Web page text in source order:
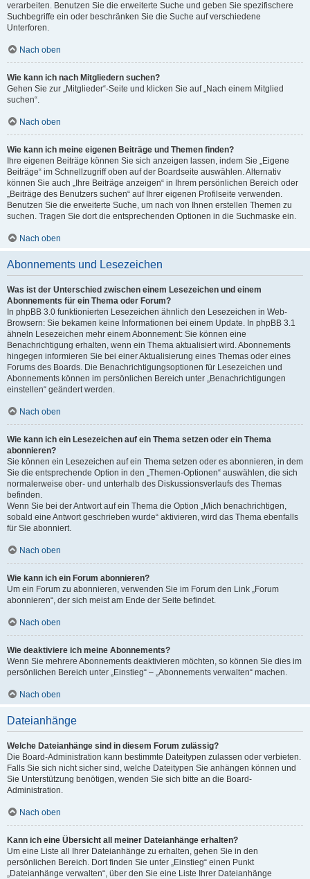
verarbeiten. Benutzen Sie die erweiterte Suche und geben Sie spezifischere
Suchbegriffe ein oder beschränken Sie die Suche auf verschiedene
Unterforen.
Nach oben
Wie kann ich nach Mitgliedern suchen?
Gehen Sie zur „Mitglieder“-Seite und klicken Sie auf „Nach einem Mitglied
suchen“.
Nach oben
Wie kann ich meine eigenen Beiträge und Themen finden?
Ihre eigenen Beiträge können Sie sich anzeigen lassen, indem Sie „Eigene
Beiträge“ im Schnellzugriff oben auf der Boardseite auswählen. Alternativ
können Sie auch „Ihre Beiträge anzeigen“ in Ihrem persönlichen Bereich oder
„Beiträge des Benutzers suchen“ auf Ihrer eigenen Profilseite verwenden.
Benutzen Sie die erweiterte Suche, um nach von Ihnen erstellen Themen zu
suchen. Tragen Sie dort die entsprechenden Optionen in die Suchmaske ein.
Nach oben
Abonnements und Lesezeichen
Was ist der Unterschied zwischen einem Lesezeichen und einem
Abonnements für ein Thema oder Forum?
In phpBB 3.0 funktionierten Lesezeichen ähnlich den Lesezeichen in Web-
Browsern: Sie bekamen keine Informationen bei einem Update. In phpBB 3.1
ähneln Lesezeichen mehr einem Abonnement: Sie können eine
Benachrichtigung erhalten, wenn ein Thema aktualisiert wird. Abonnements
hingegen informieren Sie bei einer Aktualisierung eines Themas oder eines
Forums des Boards. Die Benachrichtigungsoptionen für Lesezeichen und
Abonnements können im persönlichen Bereich unter „Benachrichtigungen
einstellen“ geändert werden.
Nach oben
Wie kann ich ein Lesezeichen auf ein Thema setzen oder ein Thema
abonnieren?
Sie können ein Lesezeichen auf ein Thema setzen oder es abonnieren, in dem
Sie die entsprechende Option in den „Themen-Optionen“ auswählen, die sich
normalerweise ober- und unterhalb des Diskussionsverlaufs des Themas
befinden.
Wenn Sie bei der Antwort auf ein Thema die Option „Mich benachrichtigen,
sobald eine Antwort geschrieben wurde“ aktivieren, wird das Thema ebenfalls
für Sie abonniert.
Nach oben
Wie kann ich ein Forum abonnieren?
Um ein Forum zu abonnieren, verwenden Sie im Forum den Link „Forum
abonnieren“, der sich meist am Ende der Seite befindet.
Nach oben
Wie deaktiviere ich meine Abonnements?
Wenn Sie mehrere Abonnements deaktivieren möchten, so können Sie dies im
persönlichen Bereich unter „Einstieg“ – „Abonnements verwalten“ machen.
Nach oben
Dateianhänge
Welche Dateianhänge sind in diesem Forum zulässig?
Die Board-Administration kann bestimmte Dateitypen zulassen oder verbieten.
Falls Sie sich nicht sicher sind, welche Dateitypen Sie anhängen können und
Sie Unterstützung benötigen, wenden Sie sich bitte an die Board-
Administration.
Nach oben
Kann ich eine Übersicht all meiner Dateianhänge erhalten?
Um eine Liste all Ihrer Dateianhänge zu erhalten, gehen Sie in den
persönlichen Bereich. Dort finden Sie unter „Einstieg“ einen Punkt
„Dateianhänge verwalten“, über den Sie eine Liste Ihrer Dateianhänge